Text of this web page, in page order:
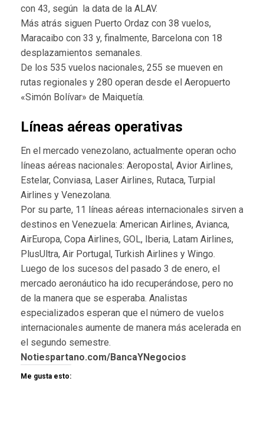
con 43, según la data de la ALAV.
Más atrás siguen Puerto Ordaz con 38 vuelos,
Maracaibo con 33 y, finalmente, Barcelona con 18
desplazamientos semanales.
De los 535 vuelos nacionales, 255 se mueven en
rutas regionales y 280 operan desde el Aeropuerto
«Simón Bolívar» de Maiquetía.
Líneas aéreas operativas
En el mercado venezolano, actualmente operan ocho
líneas aéreas nacionales: Aeropostal, Avior Airlines,
Estelar, Conviasa, Laser Airlines, Rutaca, Turpial
Airlines y Venezolana.
Por su parte, 11 líneas aéreas internacionales sirven a
destinos en Venezuela: American Airlines, Avianca,
AirEuropa, Copa Airlines, GOL, Iberia, Latam Airlines,
PlusUltra, Air Portugal, Turkish Airlines y Wingo.
Luego de los sucesos del pasado 3 de enero, el
mercado aeronáutico ha ido recuperándose, pero no
de la manera que se esperaba. Analistas
especializados esperan que el número de vuelos
internacionales aumente de manera más acelerada en
el segundo semestre.
Notiespartano.com/BancaYNegocios
Me gusta esto: